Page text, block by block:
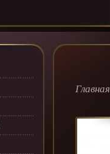
Главная